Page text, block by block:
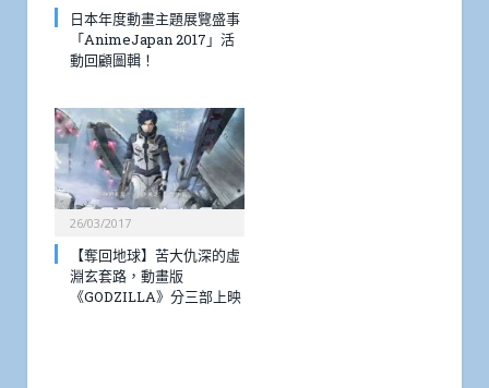
日本年度動畫主題展覽盛事
「AnimeJapan 2017」活
動回顧圖輯！
26/03/2017
【奪回地球】苦大仇深的虛
淵玄套路，動畫版
《GODZILLA》分三部上映